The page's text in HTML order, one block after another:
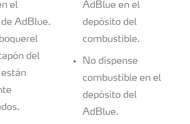
el
AdBlue.
del
AdBlue en el
depósito del
combustible.
No dispense
combustible en el
depósito del
AdBlue.